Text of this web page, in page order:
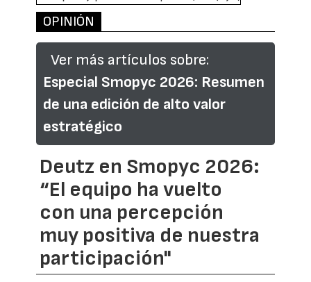
OPINIÓN
Ver más artículos sobre:
Especial Smopyc 2026: Resumen
de una edición de alto valor
estratégico
Deutz en Smopyc 2026:
“El equipo ha vuelto
con una percepción
muy positiva de nuestra
participación"